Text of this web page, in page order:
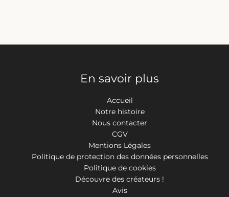
En savoir plus
Accueil
Notre histoire
Nous contacter
CGV
Mentions Légales
Politique de protection des données personnelles
Politique de cookies
Découvre des créateurs !
Avis